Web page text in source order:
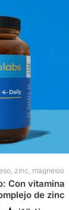
zinc, magnesio
Con vitamina
de zinc